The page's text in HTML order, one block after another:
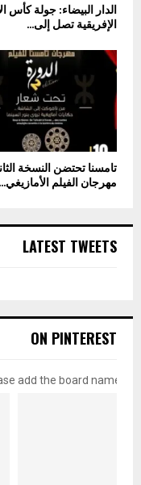
الدار البيضاء: جولة كأس
الإفريقية تصل إلى...
تامسنا تحتضن النسخة
مهرجان الفيلم الأمازيغي...
LATEST TWEETS
ON PINTEREST
add the board name